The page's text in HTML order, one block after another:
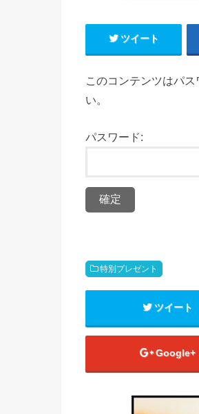
ツイート
このコンテンツはパ
い。
パスワード:
特別プレゼント
ツイート
Google+